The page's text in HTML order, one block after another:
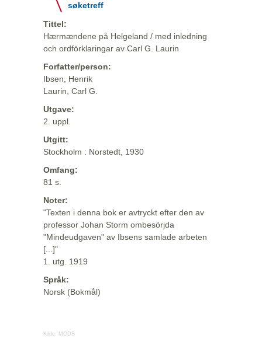
søketreff
Tittel:
Hærmændene på Helgeland / med inledning
och ordförklaringar av Carl G. Laurin
Forfatter/person:
Ibsen, Henrik
Laurin, Carl G.
Utgave:
2. uppl.
Utgitt:
Stockholm : Norstedt, 1930
Omfang:
81 s.
Noter:
"Texten i denna bok er avtryckt efter den av
professor Johan Storm ombesörjda
"Mindeudgaven" av Ibsens samlade arbeten
[...]"
1. utg. 1919
Språk:
Norsk (Bokmål)
Kilde: MODS